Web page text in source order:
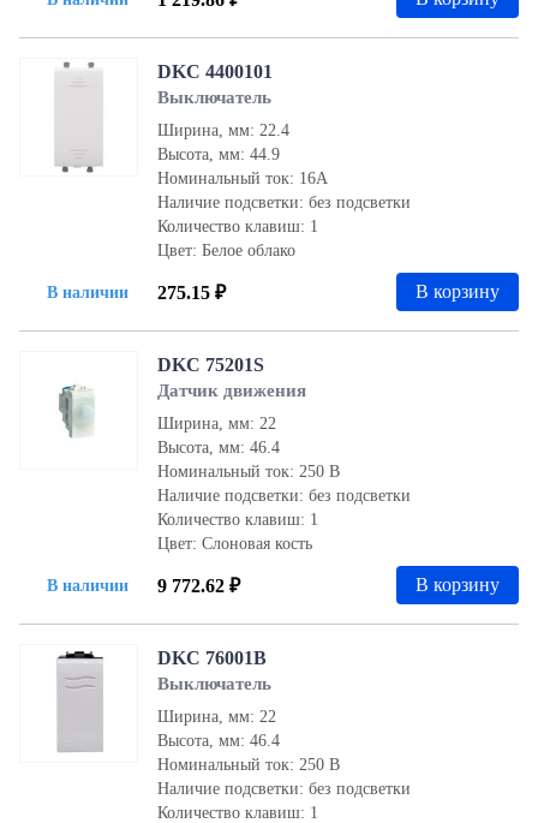
В наличии
DKC 4400101
Выключатель
Ширина, мм: 22.4
Высота, мм: 44.9
Номинальный ток: 16А
Наличие подсветки: без подсветки
Количество клавиш: 1
Цвет: Белое облако
275.15 ₽ В корзину
В наличии
DKC 75201S
Датчик движения
Ширина, мм: 22
Высота, мм: 46.4
Номинальный ток: 250 В
Наличие подсветки: без подсветки
Количество клавиш: 1
Цвет: Слоновая кость
9 772.62 ₽ В корзину
DKC 76001B
Выключатель
Ширина, мм: 22
Высота, мм: 46.4
Номинальный ток: 250 В
Наличие подсветки: без подсветки
Количество клавиш: 1